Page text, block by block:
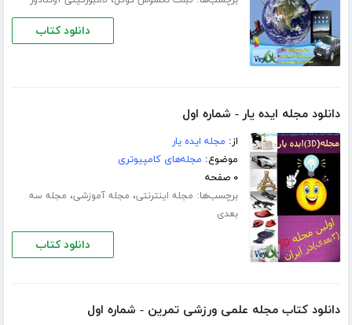
دانلود کتاب
دانلود مجله ایده یار - شماره اول
از: مجله ایده یار
موضوع: مجله‌های کامپیوتری
۰ صفحه
برچسب‌ها: مجله اینترنتی، مجله آموزشی، مجله سه
بعدی
دانلود کتاب
دانلود کتاب مجله علمی ورزشی تمرین - شماره اول